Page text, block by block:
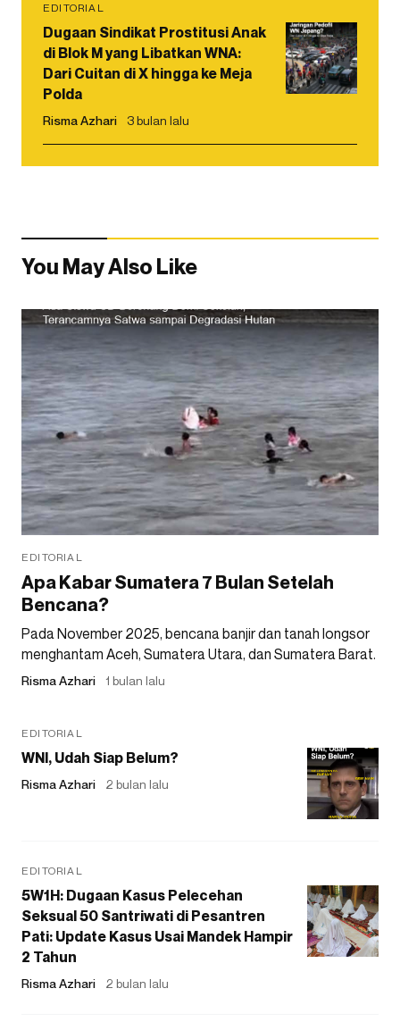
EDITORIAL
Dugaan Sindikat Prostitusi Anak
di Blok M yang Libatkan WNA:
Dari Cuitan di X hingga ke Meja
Polda
Risma Azhari 3 bulan lalu
You May Also Like
EDITORIAL
Apa Kabar Sumatera 7 Bulan Setelah
Bencana?
Pada November 2025, bencana banjir dan tanah longsor
menghantam Aceh, Sumatera Utara, dan Sumatera Barat.
Risma Azhari 1 bulan lalu
EDITORIAL
WNI, Udah Siap Belum?
Risma Azhari 2 bulan lalu
EDITORIAL
5W1H: Dugaan Kasus Pelecehan
Seksual 50 Santriwati di Pesantren
Pati: Update Kasus Usai Mandek Hampir
2 Tahun
Risma Azhari 2 bulan lalu